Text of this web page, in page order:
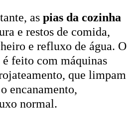
as pias da cozinha
e restos de comida,
e refluxo de água. O
feito com máquinas
que limpam
encanamento,
normal.